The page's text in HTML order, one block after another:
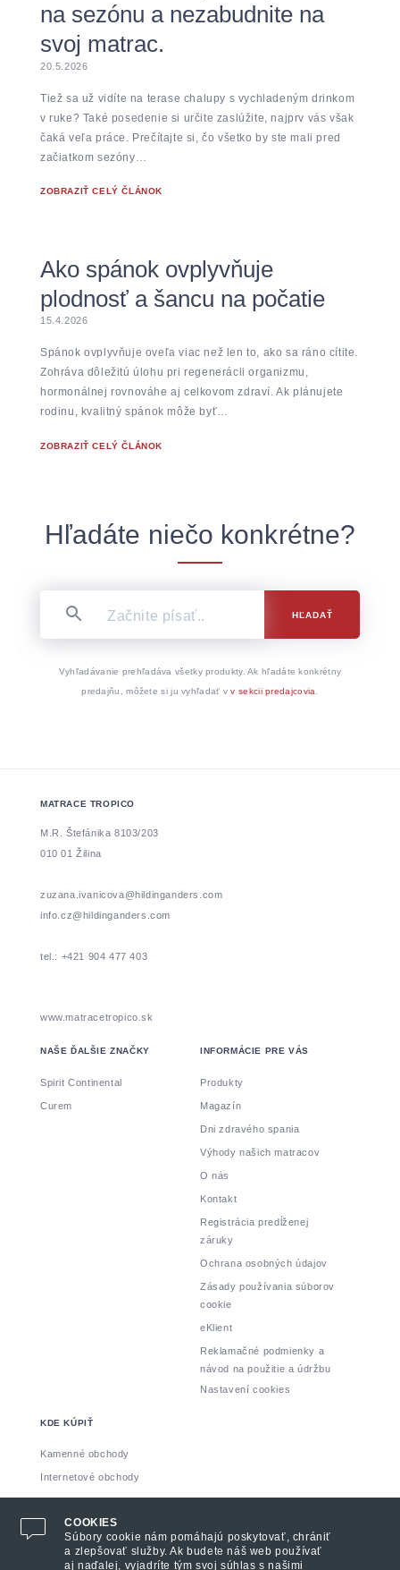
na sezónu a nezabudnite na
svoj matrac.
20.5.2026
Tiež sa už vidíte na terase chalupy s vychladeným drinkom
v ruke? Také posedenie si určite zaslúžite, najprv vás však
čaká veľa práce. Prečítajte si, čo všetko by ste mali pred
začiatkom sezóny…
ZOBRAZIŤ CELÝ ČLÁNOK
Ako spánok ovplyvňuje
plodnosť a šancu na počatie
15.4.2026
Spánok ovplyvňuje oveľa viac než len to, ako sa ráno cítite.
Zohráva dôležitú úlohu pri regenerácii organizmu,
hormonálnej rovnováhe aj celkovom zdraví. Ak plánujete
rodinu, kvalitný spánok môže byť…
ZOBRAZIŤ CELÝ ČLÁNOK
Hľadáte niečo konkrétne?
HĽADAŤ
Vyhľadávanie prehľadáva všetky produkty. Ak hľadáte konkrétny
predajňu, môžete si ju vyhľadať vv sekcii predajcovia
MATRACE TROPICO
M.R. Štefánika 8103/203
010 01 Žilina
zuzana.ivanicova@hildinganders.com
info.cz@hildinganders.com
tel.: +421 904 477 403
www.matracetropico.sk
NAŠE ĎALŠIE ZNAČKY
Spirit Continental
Curem
INFORMÁCIE PRE VÁS
Produkty
Magazín
Dni zdravého spania
Výhody našich matracov
O nás
Kontakt
Registrácia predĺženej
záruky
Ochrana osobných údajov
Zásady používania súborov
cookie
eKlient
Reklamačné podmienky a
návod na použitie a údržbu
Nastavení cookies
KDE KÚPIŤ
Kamenné obchody
Internetové obchody
COOKIES
Súbory cookie nám pomáhajú poskytovať, chrániť
a zlepšovať služby. Ak budete náš web používať
aj naďalej, vyjadríte tým svoj súhlas s našimi